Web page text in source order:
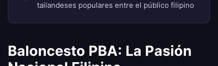
tailandeses populares entre el público filipino
Baloncesto PBA: La Pasión